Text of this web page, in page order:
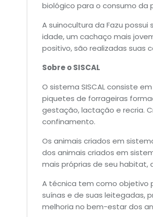
biológico para o consumo da
A suinocultura da Fazu
idade, um cachaço mais
positivo, são realizadas suas
Sobre o SISCAL
O sistema SISCAL consiste
piquetes de forrageiras
gestação, lactação e recria.
confinamento.
Os animais criados em
dos animais criados em
mais próprias de seu
A técnica tem como objetivo
suínas e de suas leitegadas,
melhoria no bem-estar dos